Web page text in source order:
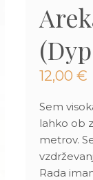
12,00 €
Sem
lahko ob
metrov.
Rada